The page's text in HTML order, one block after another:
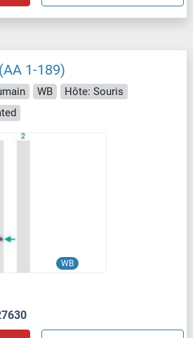
1-189)
WB
Hôte: Souris
WB